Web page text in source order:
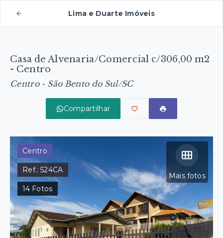
Lima e Duarte Imóveis
Casa de Alvenaria/Comercial c/306,00 m2
- Centro
Centro - São Bento do Sul/SC
Compartilhar
Mais fotos
Centro
Ref.:524CA
14 Fotos